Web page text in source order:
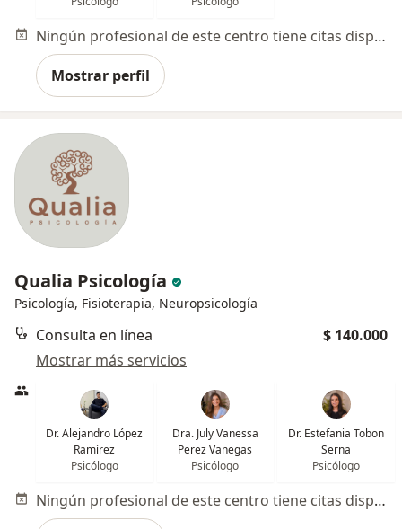
Ningún profesional de este centro tiene citas disponibles
Mostrar perfil
Qualia Psicología
Psicología, Fisioterapia, Neuropsicología
Consulta en línea
$ 140.000
Mostrar más servicios
Dr. Alejandro López
Ramírez
Psicólogo
Dra. July Vanessa
Perez Vanegas
Psicólogo
Dr. Estefania Tobon
Serna
Psicólogo
Ningún profesional de este centro tiene citas disponibles